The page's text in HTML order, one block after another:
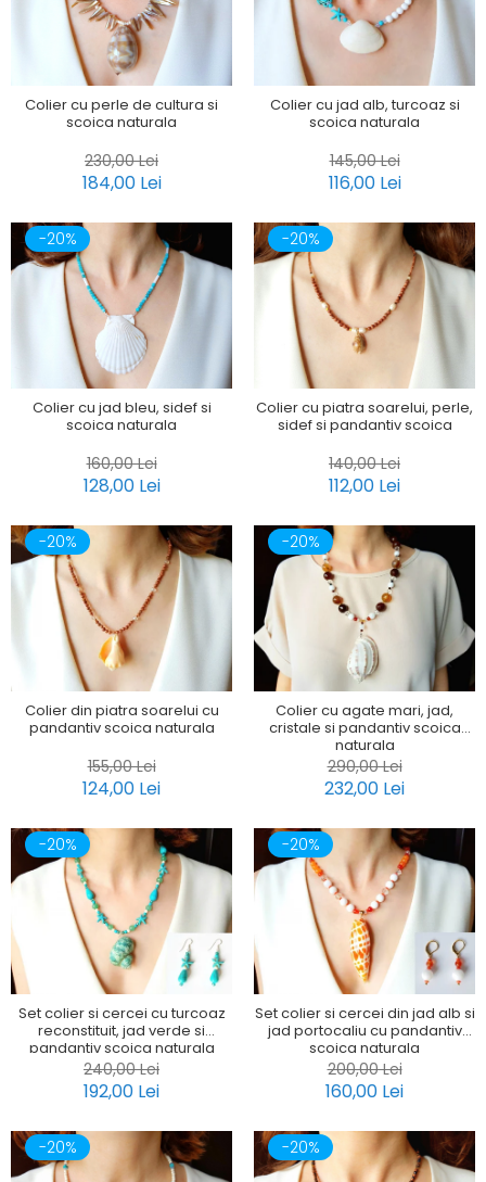
Colier cu perle de cultura si
scoica naturala
230,00 Lei
184,00 Lei
Colier cu jad alb, turcoaz si
scoica naturala
145,00 Lei
116,00 Lei
-20%
Colier cu jad bleu, sidef si
scoica naturala
160,00 Lei
128,00 Lei
-20%
Colier cu piatra soarelui, perle,
sidef si pandantiv scoica
140,00 Lei
112,00 Lei
-20%
Colier din piatra soarelui cu
pandantiv scoica naturala
155,00 Lei
124,00 Lei
-20%
Colier cu agate mari, jad,
cristale si pandantiv scoica
naturala
290,00 Lei
232,00 Lei
-20%
Set colier si cercei cu turcoaz
reconstituit, jad verde si
pandantiv scoica naturala
240,00 Lei
192,00 Lei
-20%
Set colier si cercei din jad alb si
jad portocaliu cu pandantiv
scoica naturala
200,00 Lei
160,00 Lei
-20% -20%